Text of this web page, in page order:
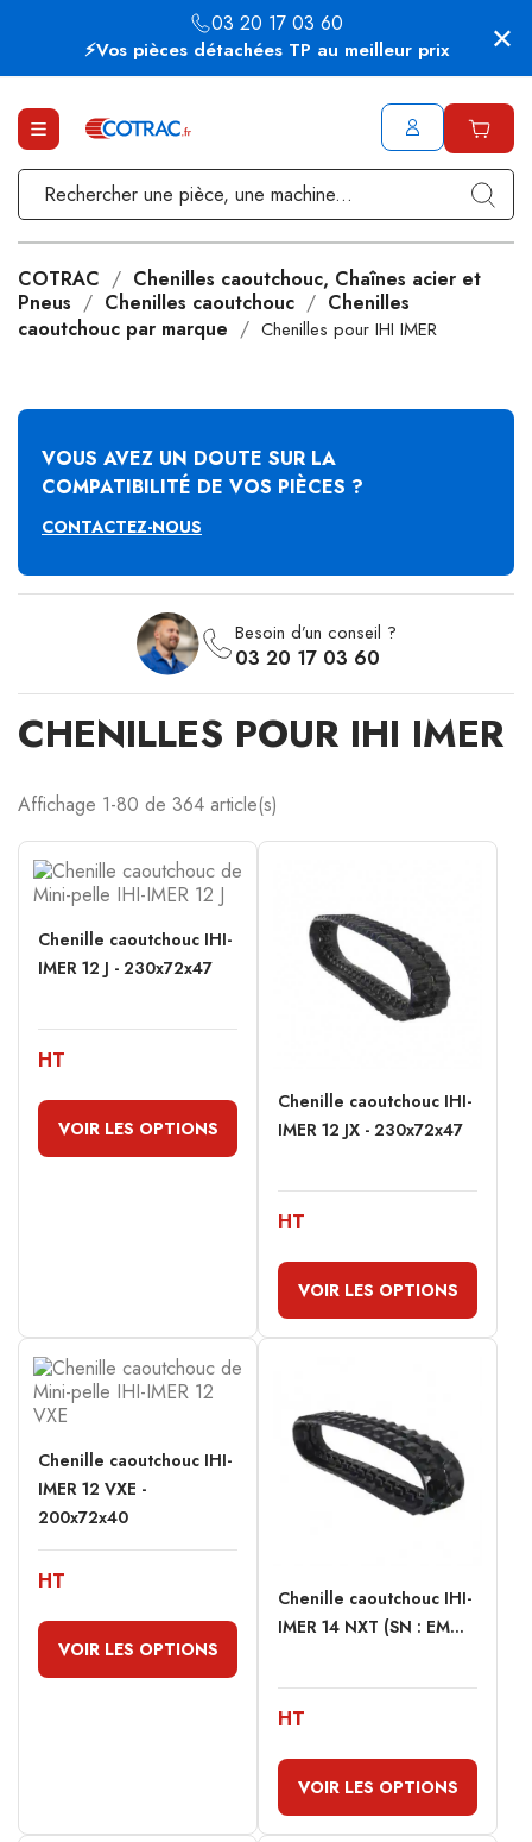
⚡Vos pièces détachées TP au meilleur prix
03 20 17 03 60
COTRAC
Chenilles caoutchouc, Chaînes acier et
Pneus
Chenilles caoutchouc
Chenilles
caoutchouc par marque
Chenilles pour IHI IMER
VOUS AVEZ UN DOUTE SUR LA
COMPATIBILITÉ DE VOS PIÈCES ?
CONTACTEZ-NOUS
Besoin d’un conseil ?
03 20 17 03 60
CHENILLES POUR IHI IMER
Affichage 1-80 de 364 article(s)
Chenille caoutchouc IHI-
IMER 12 J - 230x72x47
HT
VOIR LES OPTIONS
Chenille caoutchouc IHI-
IMER 12 JX - 230x72x47
HT
VOIR LES OPTIONS
Chenille caoutchouc IHI-
IMER 12 VXE -
200x72x40
HT
VOIR LES OPTIONS
Chenille caoutchouc IHI-
IMER 14 NXT (SN : EM...
HT
VOIR LES OPTIONS